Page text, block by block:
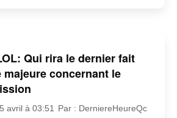
Qui rira le dernier fait
majeure concernant le
avril à 03:51 Par : DerniereHeureQc